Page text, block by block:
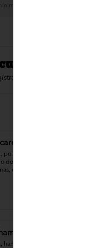
de S/50 PE agosto 2026
gana puntos con
pollo deshilachado,
deshilachado, pavo,
ensaladas, papas al
hamburguesa de